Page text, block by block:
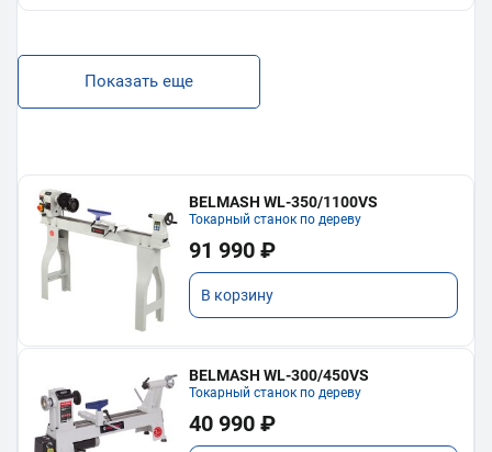
Показать еще
BELMASH WL-350/1100VS
Токарный станок по дереву
91 990 ₽
В корзину
BELMASH WL-300/450VS
Токарный станок по дереву
40 990 ₽